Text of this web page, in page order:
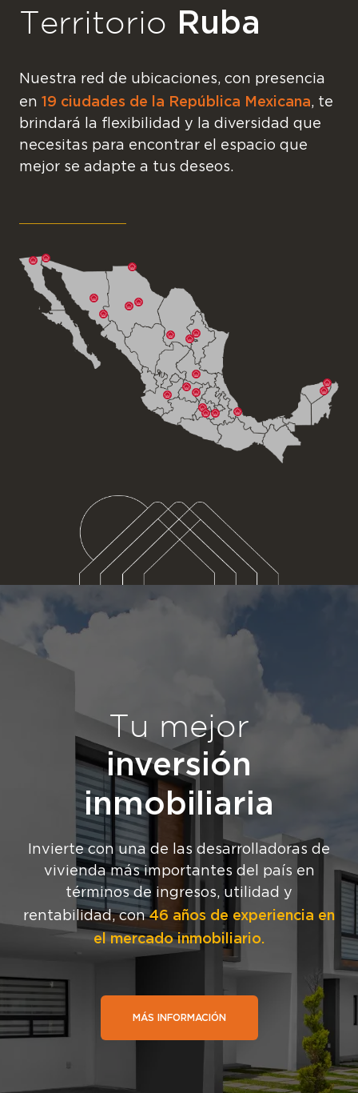
Territorio Ruba
Nuestra red de ubicaciones, con presencia
en 19 ciudades de la República Mexicana, te
brindará la flexibilidad y la diversidad que
necesitas para encontrar el espacio que
mejor se adapte a tus deseos.
Tu mejor
inversión
inmobiliaria
Invierte con una de las desarrolladoras de
vivienda más importantes del país en
términos de ingresos, utilidad y
rentabilidad, con46 años de experiencia en
el mercado inmobiliario.
MÁS INFORMACIÓN